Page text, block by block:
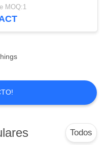
MOQ:1
Todos